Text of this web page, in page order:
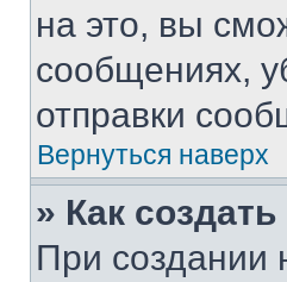
на это, вы
сообщениях,
отправки
Вернуться наверх
» Как
При создании